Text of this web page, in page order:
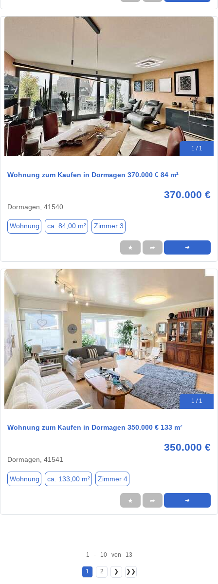
1 / 1
Wohnung zum Kaufen in Dormagen 370.000 € 84 m²
370.000 €
Dormagen, 41540
Wohnung ca. 84,00 m² Zimmer 3
★ ➦ ➜
1 / 1
Wohnung zum Kaufen in Dormagen 350.000 € 133 m²
350.000 €
Dormagen, 41541
Wohnung ca. 133,00 m² Zimmer 4
★ ➦ ➜
1 - 10 von 13
1 2 ❯ ❯❯